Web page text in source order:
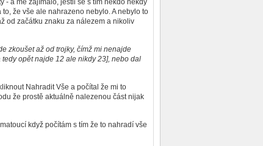
- a mě zajímalo, jestli se s tím někdo někdy
že vše ale nahrazeno nebylo. A nebylo to
od začátku znaku za nálezem a nikoliv
zkoušet až od trojky, čímž mi nenajde
opět najde 12 ale nikdy 23], nebo dal
Nahradit Vše a počítal že mi to
že prostě aktuálně nalezenou část nijak
když počítám s tím že to nahradí vše